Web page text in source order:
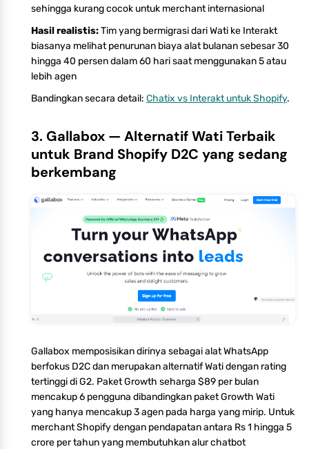
sehingga kurang cocok untuk merchant internasional
Hasil realistis:Tim yang bermigrasi dari Wati ke Interakt
biasanya melihat penurunan biaya alat bulanan sebesar 30
hingga 40 persen dalam 60 hari saat menggunakan 5 atau
lebih agen
Bandingkan secara detail: Chatix vs Interakt untuk Shopify.
3. Gallabox — Alternatif Wati Terbaik
untuk Brand Shopify D2C yang sedang
berkembang
Gallabox memposisikan dirinya sebagai alat WhatsApp
berfokus D2C dan merupakan alternatif Wati dengan rating
tertinggi di G2. Paket Growth seharga $89 per bulan
mencakup 6 pengguna dibandingkan paket Growth Wati
yang hanya mencakup 3 agen pada harga yang mirip. Untuk
merchant Shopify dengan pendapatan antara Rs 1 hingga 5
crore per tahun yang membutuhkan alur chatbot